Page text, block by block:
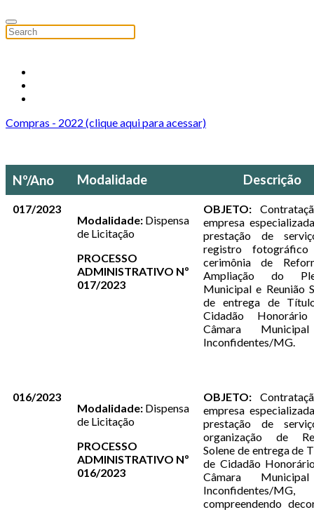
Compras - 2022 (clique aqui para acessar)
Nº/Ano Modalidade Descrição
017/2023
Modalidade: Dispensa
de Licitação
PROCESSO
ADMINISTRATIVO Nº
017/2023
OBJETO:
empresa
prestação de
registro fotográfico
cerimônia de
Ampliação do
Municipal e Reunião
de entrega de
Cidadão
Câmara
Inconfidentes/MG.
016/2023
Modalidade: Dispensa
de Licitação
PROCESSO
ADMINISTRATIVO Nº
016/2023
OBJETO:
empresa
prestação de
organização de
Solene de entrega de
de Cidadão
Câmara
Inconfidentes/MG,
compreendendo